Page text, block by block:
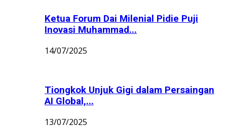
Ketua Forum Dai Milenial Pidie Puji
Inovasi Muhammad...
14/07/2025
Tiongkok Unjuk Gigi dalam Persaingan
AI Global,...
13/07/2025